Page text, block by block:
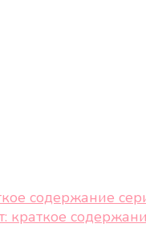
содержание